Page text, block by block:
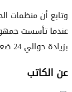
بزيادة حوالي 24 ضعفا.
عن الكاتب